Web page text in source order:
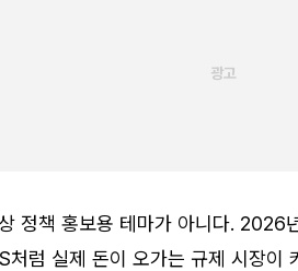
정책 홍보용 테마가 아니다. 2026
처럼 실제 돈이 오가는 규제 시장이